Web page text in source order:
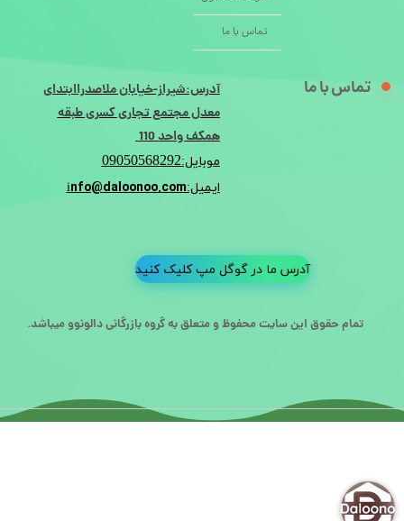
تمام حقوق این سایت محفوظ و متعلق به گروه بازرگانی دالونوو میباشد.
تماس با ما
تماس با ما
آدرس:شیراز-خیابان ملاصدراابتدای
معدل مجتمع تجاری کسری طبقه
همکف واحد 110
موبایل:09050568292
ایمیل:info@daloonoo.com
آدرس ما در گوگل مپ کلیک کنید